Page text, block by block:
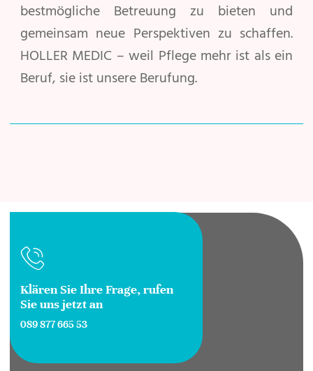
bestmögliche Betreuung zu bieten und
gemeinsam neue Perspektiven zu schaffen.
HOLLER MEDIC – weil Pflege mehr ist als ein
Beruf, sie ist unsere Berufung.
Klären Sie Ihre Frage, rufen
Sie uns jetzt an
089 877 665 53